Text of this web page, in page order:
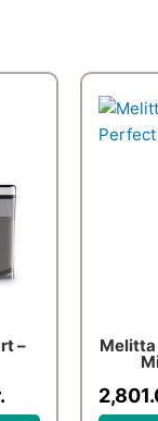
–
4,699.00kr..
Melitta